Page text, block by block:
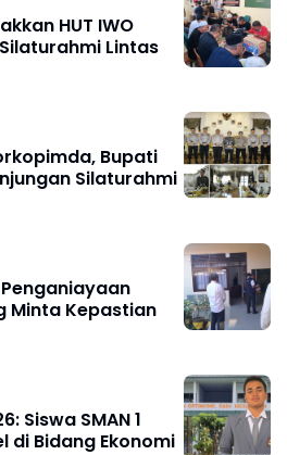
HUT IWO
Lintas
Bupati
Silaturahmi
Minta Kepastian
Siswa SMAN 1
di Bidang Ekonomi